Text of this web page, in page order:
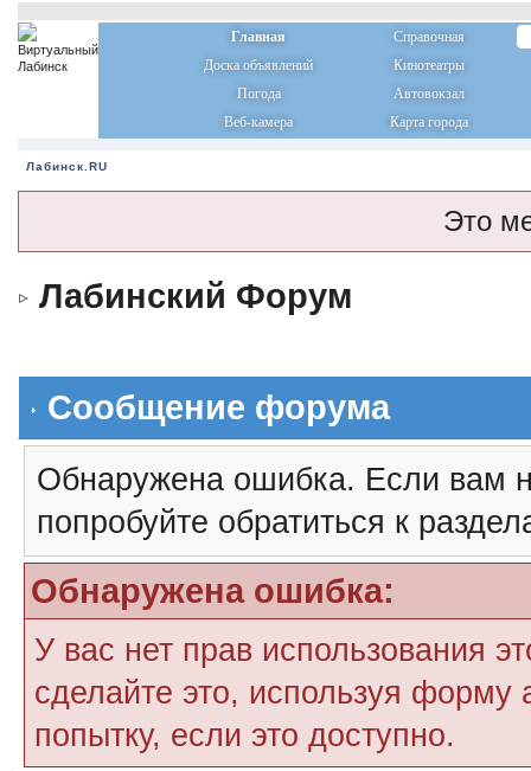
Главная
Справочная
Доска объявлений
Кинотеатры
Погода
Автовокзал
Веб-камера
Карта города
Лабинск.RU
Это
Лабинский Форум
Сообщение форума
Обнаружена ошибка. Если вам
попробуйте обратиться к
Обнаружена ошибка:
У вас нет прав использования
сделайте это, используя форму
попытку, если это доступно.